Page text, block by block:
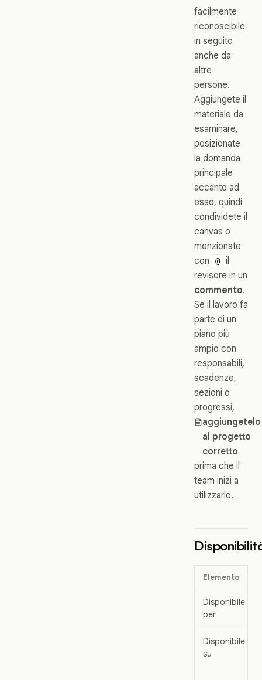
facilmente
riconoscibile
in seguito
anche da
altre
persone.
Aggiungete il
materiale da
esaminare,
posizionate
la domanda
principale
accanto ad
esso, quindi
condividete il
canvas o
menzionate
con
@
il
revisore in un
commento.
Se il lavoro fa
parte di un
piano più
ampio con
responsabili,
scadenze,
sezioni o
progressi,
aggiungetelo
al progetto
corretto
prima che il
team inizi a
utilizzarlo.
Elemento
Disponibile
per
Disponibile
su